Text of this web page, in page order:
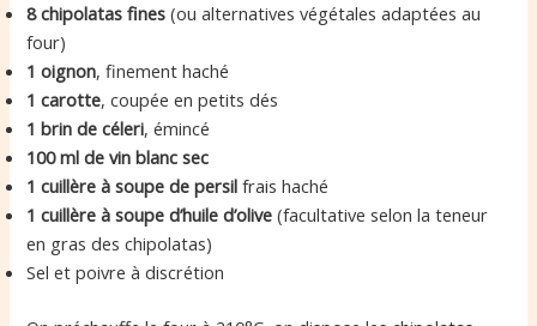
8 chipolatas fines (ou alternatives végétales adaptées au
four)
1 oignon, finement haché
1 carotte, coupée en petits dés
1 brin de céleri, émincé
100 ml de vin blanc sec
1 cuillère à soupe de persil frais haché
1 cuillère à soupe d’huile d’olive (facultative selon la teneur
en gras des chipolatas)
Sel et poivre à discrétion